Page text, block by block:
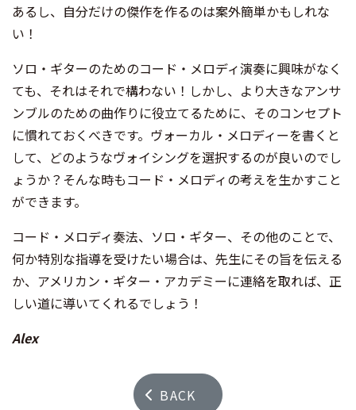
あるし、自分だけの傑作を作るのは案外簡単かもしれな
い！
ソロ・ギターのためのコード・メロディ演奏に興味がなく
ても、それはそれで構わない！しかし、より大きなアンサ
ンブルのための曲作りに役立てるために、そのコンセプト
に慣れておくべきです。ヴォーカル・メロディーを書くと
して、どのようなヴォイシングを選択するのが良いのでし
ょうか？そんな時もコード・メロディの考えを生かすこと
ができます。
コード・メロディ奏法、ソロ・ギター、その他のことで、
何か特別な指導を受けたい場合は、先生にその旨を伝える
か、アメリカン・ギター・アカデミーに連絡を取れば、正
しい道に導いてくれるでしょう！
Alex
BACK